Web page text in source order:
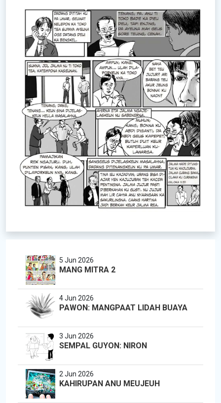
5 Jun 2026
MANG MITRA 2
4 Jun 2026
PAWON: MANGPAAT LIDAH BUAYA
3 Jun 2026
SEMPAL GUYON: NIRON
2 Jun 2026
KAHIRUPAN ANU MEUJEUH